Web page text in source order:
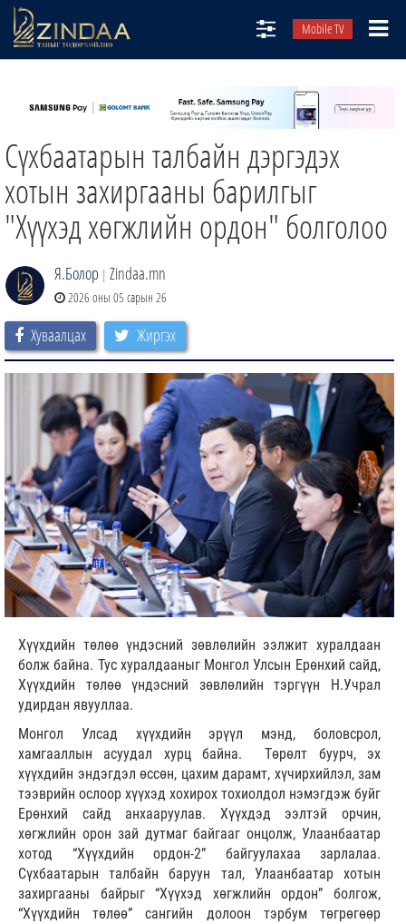
Mobile TV
ТВ8
ӨГЛӨӨНИЙ СОНИН
АУДИО ЗОХИОЛ
ЗИНДАА СЭТГҮҮЛ
Сүхбаатарын талбайн дэргэдэх
хотын захиргааны барилгыг
"Хүүхэд хөгжлийн ордон" болголоо
Я.Болор | Zindaa.mn
2026 оны 05 сарын 26
Хуваалцах Жиргэх
Хүүхдийн төлөө үндэсний зөвлөлийн ээлжит хуралдаан
болж байна. Тус хуралдааныг Монгол Улсын Ерөнхий сайд,
Хүүхдийн төлөө үндэсний зөвлөлийн тэргүүн Н.Учрал
удирдан явууллаа.
Монгол Улсад хүүхдийн эрүүл мэнд, боловсрол,
хамгааллын асуудал хурц байна. Төрөлт буурч, эх
хүүхдийн эндэгдэл өссөн, цахим дарамт, хүчирхийлэл, зам
тээврийн ослоор хүүхэд хохирох тохиолдол нэмэгдэж буйг
Ерөнхий сайд анхааруулав. Хүүхдэд ээлтэй орчин,
хөгжлийн орон зай дутмаг байгааг онцолж, Улаанбаатар
хотод “Хүүхдийн ордон-2” байгуулахаа зарлалаа.
Сүхбаатарын талбайн баруун тал, Улаанбаатар хотын
захиргааны байрыг “Хүүхэд хөгжлийн ордон” болгож,
“Хүүхдийн төлөө” сангийн долоон тэрбум төгрөгөөр